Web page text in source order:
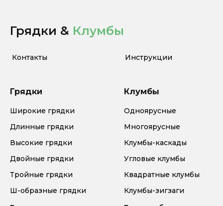
Грядки & Клумбы
Контакты Инструкции
Грядки
Широкие грядки
Длинные грядки
Высокие грядки
Двойные грядки
Тройные грядки
Ш-образные грядки
Клумбы
Одноярусные
Многоярусные
Клумбы-каскады
Угловые клумбы
Квадратные клумбы
Клумбы-зигзаги